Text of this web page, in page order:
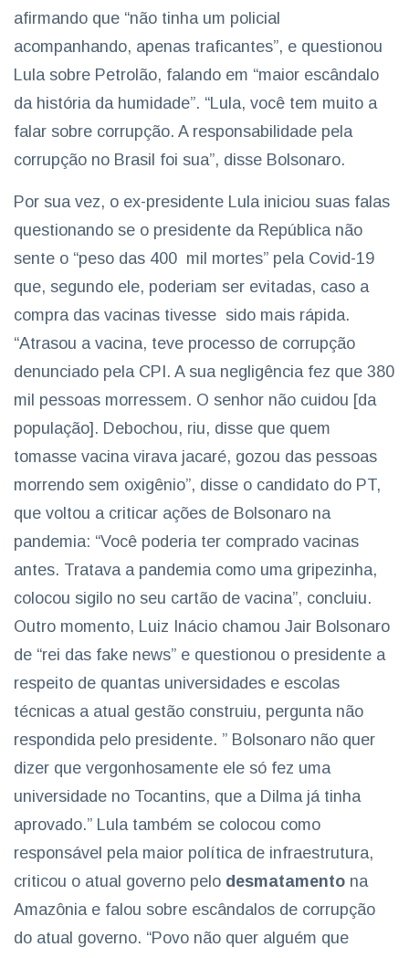
afirmando que “não tinha um policial
acompanhando, apenas traficantes”, e questionou
Lula sobre Petrolão, falando em “maior escândalo
da história da humidade”. “Lula, você tem muito a
falar sobre corrupção. A responsabilidade pela
corrupção no Brasil foi sua”, disse Bolsonaro.
Por sua vez, o ex-presidente Lula iniciou suas falas
questionando se o presidente da República não
sente o “peso das 400 mil mortes” pela Covid-19
que, segundo ele, poderiam ser evitadas, caso a
compra das vacinas tivesse sido mais rápida.
“Atrasou a vacina, teve processo de corrupção
denunciado pela CPI. A sua negligência fez que 380
mil pessoas morressem. O senhor não cuidou [da
população]. Debochou, riu, disse que quem
tomasse vacina virava jacaré, gozou das pessoas
morrendo sem oxigênio”, disse o candidato do PT,
que voltou a criticar ações de Bolsonaro na
pandemia: “Você poderia ter comprado vacinas
antes. Tratava a pandemia como uma gripezinha,
colocou sigilo no seu cartão de vacina”, concluiu.
Outro momento, Luiz Inácio chamou Jair Bolsonaro
de “rei das fake news” e questionou o presidente a
respeito de quantas universidades e escolas
técnicas a atual gestão construiu, pergunta não
respondida pelo presidente. ” Bolsonaro não quer
dizer que vergonhosamente ele só fez uma
universidade no Tocantins, que a Dilma já tinha
aprovado.” Lula também se colocou como
responsável pela maior política de infraestrutura,
criticou o atual governo pelo desmatamento na
Amazônia e falou sobre escândalos de corrupção
do atual governo. “Povo não quer alguém que